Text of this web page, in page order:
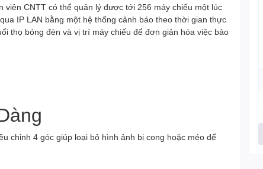
CNTT có thể quản lý được tới 256 máy chiếu một lúc
IP LAN bằng một hệ thống cảnh báo theo thời gian thực
thọ bóng đèn và vị trí máy chiếu để đơn giản hóa việc bảo
chỉnh 4 góc giúp loại bỏ hình ảnh bị cong hoặc méo để